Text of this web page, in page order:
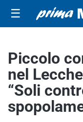
☰
Piccolo
nel
“Soli